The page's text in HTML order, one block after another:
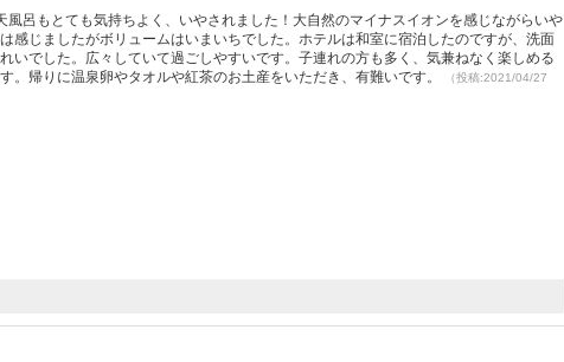
呂もとても気持ちよく、いやされました！大自然のマイナスイオンを感じながらいや
感じましたがボリュームはいまいちでした。ホテルは和室に宿泊したのですが、洗面
いでした。広々していて過ごしやすいです。子連れの方も多く、気兼ねなく楽しめる
。帰りに温泉卵やタオルや紅茶のお土産をいただき、有難いです。
（投稿:2021/04/27